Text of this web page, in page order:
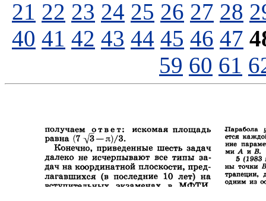
21 22 23 24 25 26 27 28
40 41 42 43 44 45 46 47
59 60 61